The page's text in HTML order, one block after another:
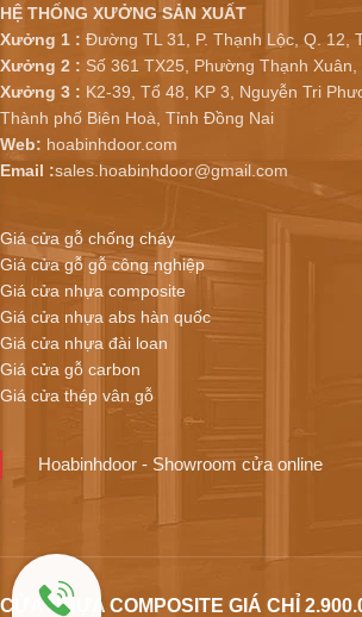
HỆ THỐNG XƯỞNG SẢN XUẤT
Xưởng 1 : Đường TL 31, P. Thạnh Lộc, Q. 12,
Xưởng 2 : Số 361 TX25, Phường Thạnh Xuân,
Xưởng 3 : K2-39, Tổ 48, KP 3, Nguyễn Tri
Thành phố Biên Hoà, Tỉnh Đồng Nai
Web: hoabinhdoor.com
Email :sales.hoabinhdoor@gmail.com
Giá cửa gỗ chống cháy
Giá cửa gỗ gỗ công nghiệp
Giá cửa nhựa composite
Giá cửa nhựa abs hàn quốc
Giá cửa nhựa đài loan
Giá cửa gỗ carbon
Giá cửa thép vân gỗ
Hoabinhdoor - Showroom cửa online
CỬA NHỰA COMPOSITE GIÁ CHỈ